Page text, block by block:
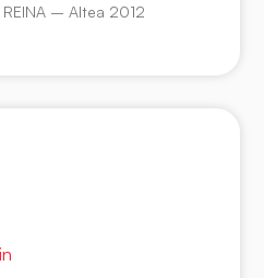
REINA – Altea 2012